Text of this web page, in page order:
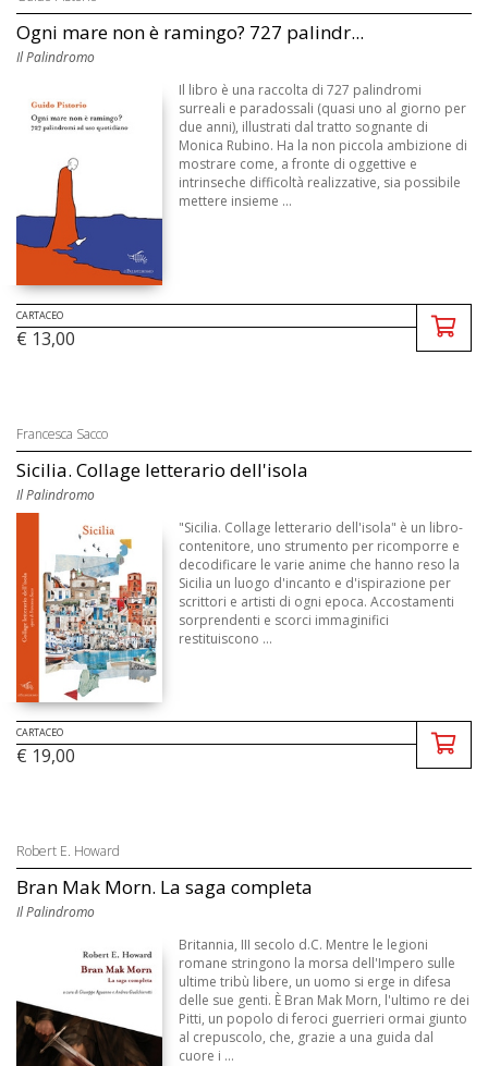
Ogni mare non è ramingo? 727 palindr...
Il Palindromo
Il libro è una raccolta di 727 palindromi
surreali e paradossali (quasi uno al giorno per
due anni), illustrati dal tratto sognante di
Monica Rubino. Ha la non piccola ambizione di
mostrare come, a fronte di oggettive e
intrinseche difficoltà realizzative, sia possibile
mettere insieme ...
CARTACEO
€ 13,00
Francesca Sacco
Sicilia. Collage letterario dell'isola
Il Palindromo
"Sicilia. Collage letterario dell'isola" è un libro-
contenitore, uno strumento per ricomporre e
decodificare le varie anime che hanno reso la
Sicilia un luogo d'incanto e d'ispirazione per
scrittori e artisti di ogni epoca. Accostamenti
sorprendenti e scorci immaginifici
restituiscono ...
CARTACEO
€ 19,00
Robert E. Howard
Bran Mak Morn. La saga completa
Il Palindromo
Britannia, III secolo d.C. Mentre le legioni
romane stringono la morsa dell'Impero sulle
ultime tribù libere, un uomo si erge in difesa
delle sue genti. È Bran Mak Morn, l'ultimo re dei
Pitti, un popolo di feroci guerrieri ormai giunto
al crepuscolo, che, grazie a una guida dal
cuore i ...